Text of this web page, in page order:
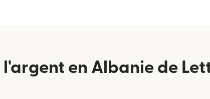
en Albanie de